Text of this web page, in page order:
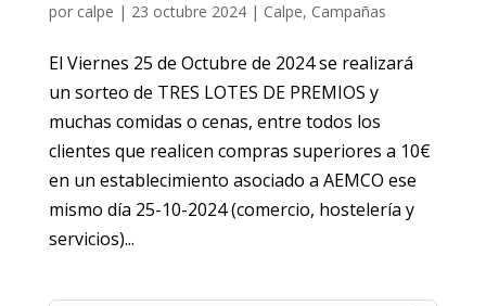
por calpe | 23 octubre 2024| Calpe, Campañas
El Viernes 25 de Octubre de 2024 se realizará
un sorteo de TRES LOTES DE PREMIOS y
muchas comidas o cenas, entre todos los
clientes que realicen compras superiores a 10€
en un establecimiento asociado a AEMCO ese
mismo día 25-10-2024 (comercio, hostelería y
servicios)...